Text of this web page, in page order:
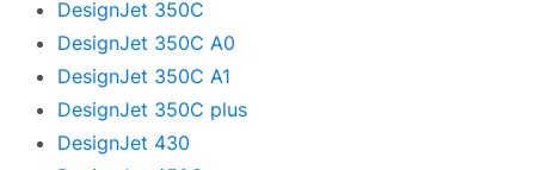
DesignJet 350C
DesignJet 350C A0
DesignJet 350C A1
DesignJet 350C plus
DesignJet 430